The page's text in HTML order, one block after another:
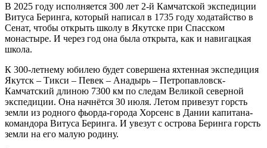
В 2025 году исполняется 300 лет 2-й Камчатской экспедиции
Витуса Беринга, который написал в 1735 году ходатайство в
Сенат, чтобы открыть школу в Якутске при Спасском
монастыре. И через год она была открыта, как и навигацкая
школа.
К 300-летнему юбилею будет совершена яхтенная экспедиция
Якутск – Тикси – Певек – Анадырь – Петропавловск-
Камчатский длиною 7300 км по следам Великой северной
экспедиции. Она начнётся 30 июля. Летом привезут горсть
земли из родного фьорда-города Хорсенс в Дании капитана-
командора Витуса Беринга. И увезут с острова Беринга горсть
земли на его малую родину.